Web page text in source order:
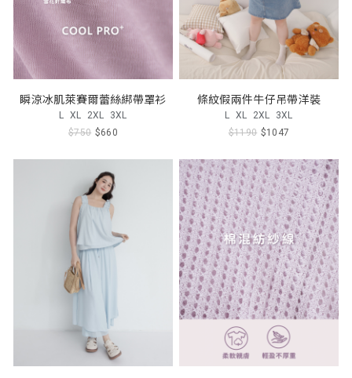
瞬涼冰肌萊賽爾蕾絲綁帶罩衫
L XL 2XL 3XL
$750 $660
條紋假兩件牛仔吊帶洋裝
L XL 2XL 3XL
$1190 $1047